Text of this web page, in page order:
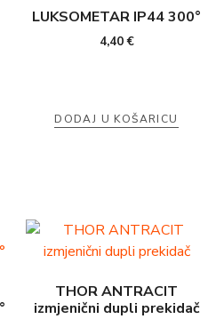
LUKSOMETAR IP44 300°
4,40€
DODAJ U KOŠARICU
THOR ANTRACIT
izmjenični dupli prekidač